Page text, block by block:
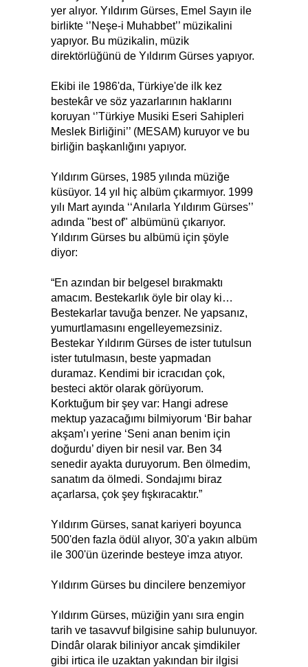
yer alıyor. Yıldırım Gürses, Emel Sayın ile
birlikte ‘’Neşe-i Muhabbet’’ müzikalini
yapıyor. Bu müzikalin, müzik
direktörlüğünü de Yıldırım Gürses yapıyor.
Ekibi ile 1986'da, Türkiye'de ilk kez
bestekâr ve söz yazarlarının haklarını
koruyan ‘’Türkiye Musiki Eseri Sahipleri
Meslek Birliğini’’ (MESAM) kuruyor ve bu
birliğin başkanlığını yapıyor.
Yıldırım Gürses, 1985 yılında müziğe
küsüyor. 14 yıl hiç albüm çıkarmıyor. 1999
yılı Mart ayında ‘‘Anılarla Yıldırım Gürses’’
adında "best of" albümünü çıkarıyor.
Yıldırım Gürses bu albümü için şöyle
diyor:
“En azından bir belgesel bırakmaktı
amacım. Bestekarlık öyle bir olay ki…
Bestekarlar tavuğa benzer. Ne yapsanız,
yumurtlamasını engelleyemezsiniz.
Bestekar Yıldırım Gürses de ister tutulsun
ister tutulmasın, beste yapmadan
duramaz. Kendimi bir icracıdan çok,
besteci aktör olarak görüyorum.
Korktuğum bir şey var: Hangi adrese
mektup yazacağımı bilmiyorum ‘Bir bahar
akşam’ı yerine ‘Seni anan benim için
doğurdu’ diyen bir nesil var. Ben 34
senedir ayakta duruyorum. Ben ölmedim,
sanatım da ölmedi. Sondajımı biraz
açarlarsa, çok şey fışkıracaktır.”
Yıldırım Gürses, sanat kariyeri boyunca
500'den fazla ödül alıyor, 30'a yakın albüm
ile 300'ün üzerinde besteye imza atıyor.
Yıldırım Gürses bu dincilere benzemiyor
Yıldırım Gürses, müziğin yanı sıra engin
tarih ve tasavvuf bilgisine sahip bulunuyor.
Dindâr olarak biliniyor ancak şimdikiler
gibi irtica ile uzaktan yakından bir ilgisi